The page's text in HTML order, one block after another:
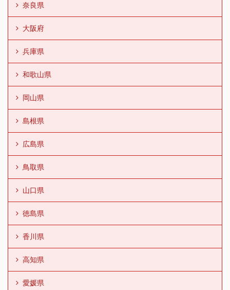
奈良県
大阪府
兵庫県
和歌山県
岡山県
島根県
広島県
鳥取県
山口県
徳島県
香川県
高知県
愛媛県